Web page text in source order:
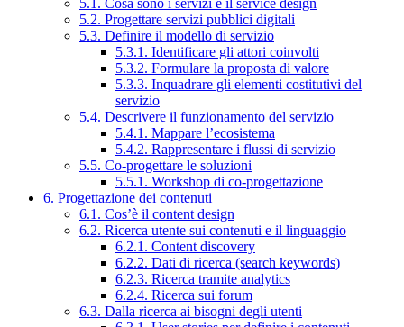
5.1. Cosa sono i servizi e il service design
5.2. Progettare servizi pubblici digitali
5.3. Definire il modello di servizio
5.3.1. Identificare gli attori coinvolti
5.3.2. Formulare la proposta di valore
5.3.3. Inquadrare gli elementi costitutivi del
servizio
5.4. Descrivere il funzionamento del servizio
5.4.1. Mappare l’ecosistema
5.4.2. Rappresentare i flussi di servizio
5.5. Co-progettare le soluzioni
5.5.1. Workshop di co-progettazione
6. Progettazione dei contenuti
6.1. Cos’è il content design
6.2. Ricerca utente sui contenuti e il linguaggio
6.2.1. Content discovery
6.2.2. Dati di ricerca (search keywords)
6.2.3. Ricerca tramite analytics
6.2.4. Ricerca sui forum
6.3. Dalla ricerca ai bisogni degli utenti